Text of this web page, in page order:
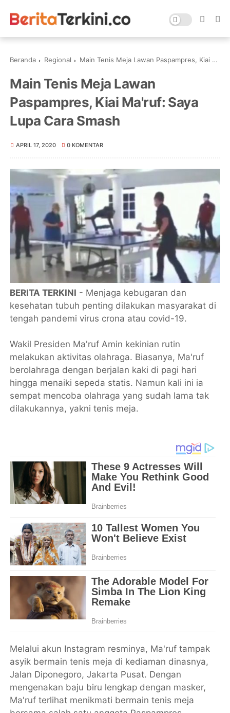
Beranda Regional Main Tenis Meja Lawan Paspampres, Kiai Ma'ruf: Saya Lupa Cara Smash
Main Tenis Meja Lawan
Paspampres, Kiai Ma'ruf: Saya
Lupa Cara Smash
APRIL 17, 2020 0 KOMENTAR
BERITA TERKINI - Menjaga kebugaran dan
kesehatan tubuh penting dilakukan masyarakat di
tengah pandemi virus crona atau covid-19.
Wakil Presiden Ma'ruf Amin kekinian rutin
melakukan aktivitas olahraga. Biasanya, Ma'ruf
berolahraga dengan berjalan kaki di pagi hari
hingga menaiki sepeda statis. Namun kali ini ia
sempat mencoba olahraga yang sudah lama tak
dilakukannya, yakni tenis meja.
Melalui akun Instagram resminya, Ma'ruf tampak
asyik bermain tenis meja di kediaman dinasnya,
Jalan Diponegoro, Jakarta Pusat. Dengan
mengenakan baju biru lengkap dengan masker,
Ma'ruf terlihat menikmati bermain tenis meja